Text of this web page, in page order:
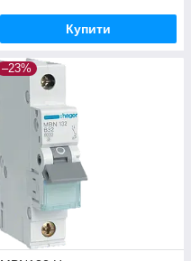
Купити
–23%